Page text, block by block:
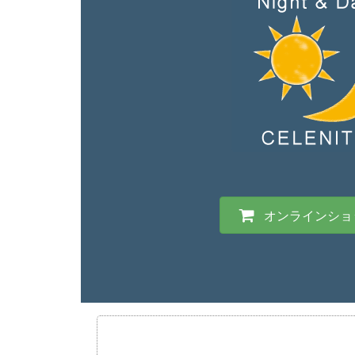
オンラインシ